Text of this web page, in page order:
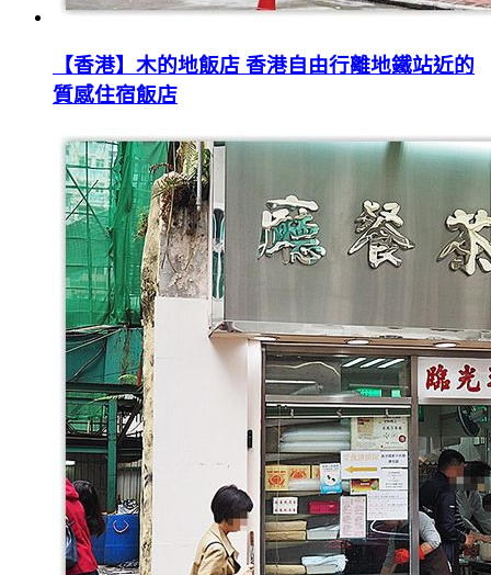
【香港】木的地飯店 香港自由行離地鐵站近的
質感住宿飯店